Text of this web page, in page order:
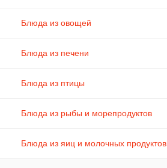
Блюда из овощей
Блюда из печени
Блюда из птицы
Блюда из рыбы и морепродуктов
Блюда из яиц и молочных продуктов